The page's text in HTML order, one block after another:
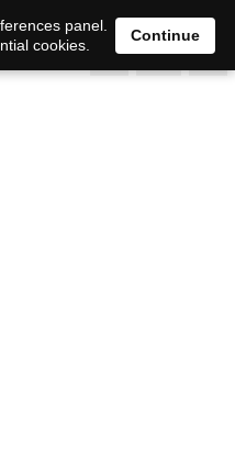
0
panel.
cookies.
Continue